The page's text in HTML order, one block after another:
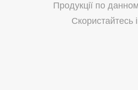
Продукції по
Скористайтесь